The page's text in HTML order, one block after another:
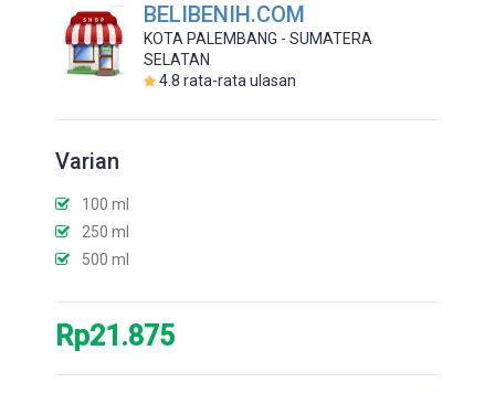
BELIBENIH.COM
KOTA PALEMBANG - SUMATERA
SELATAN
4.8 rata-rata ulasan
Varian
100 ml
250 ml
500 ml
Rp21.875